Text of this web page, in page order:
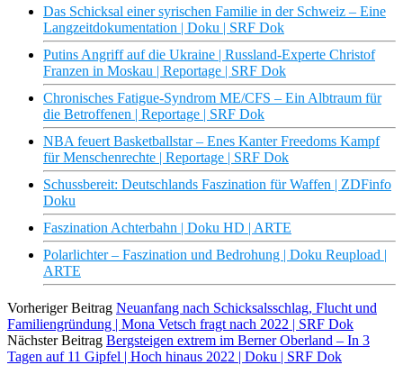
Das Schicksal einer syrischen Familie in der Schweiz – Eine
Langzeitdokumentation | Doku | SRF Dok
Putins Angriff auf die Ukraine | Russland-Experte Christof
Franzen in Moskau | Reportage | SRF Dok
Chronisches Fatigue-Syndrom ME/CFS – Ein Albtraum für
die Betroffenen | Reportage | SRF Dok
NBA feuert Basketballstar – Enes Kanter Freedoms Kampf
für Menschenrechte | Reportage | SRF Dok
Schussbereit: Deutschlands Faszination für Waffen | ZDFinfo
Doku
Faszination Achterbahn | Doku HD | ARTE
Polarlichter – Faszination und Bedrohung | Doku Reupload |
ARTE
Vorheriger Beitrag Neuanfang nach Schicksalsschlag, Flucht und
Familiengründung | Mona Vetsch fragt nach 2022 | SRF Dok
Nächster Beitrag Bergsteigen extrem im Berner Oberland – In 3
Tagen auf 11 Gipfel | Hoch hinaus 2022 | Doku | SRF Dok